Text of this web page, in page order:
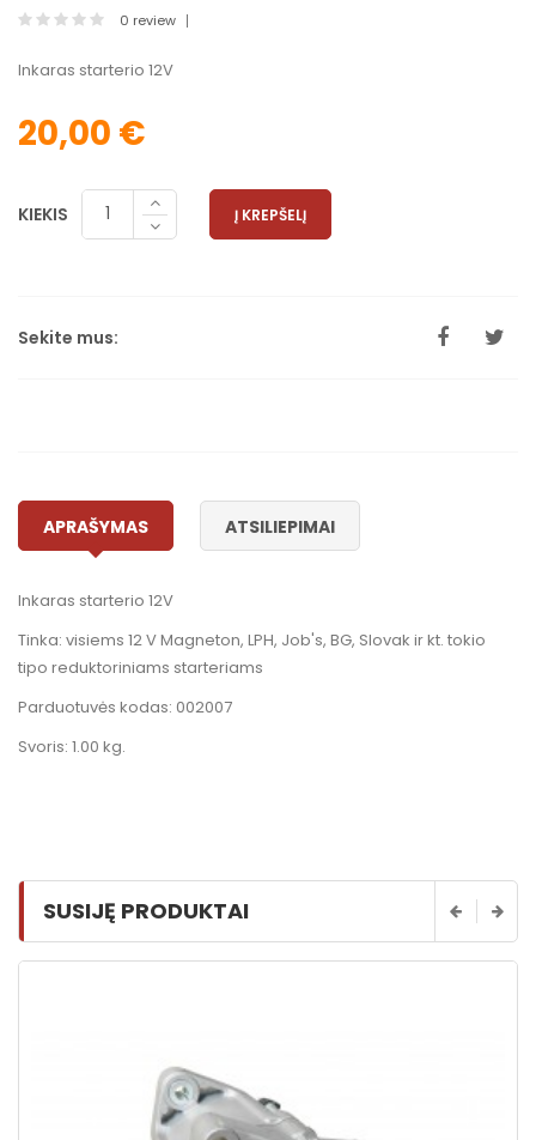
0 review
Inkaras starterio 12V
20,00 €
KIEKIS Į KREPŠELĮ
Sekite mus:
APRAŠYMAS ATSILIEPIMAI
Inkaras starterio 12V
Tinka: visiems 12 V Magneton, LPH, Job's, BG, Slovak ir kt. tokio
tipo reduktoriniams starteriams
Parduotuvės kodas: 002007
Svoris: 1.00 kg.
SUSIJĘ PRODUKTAI